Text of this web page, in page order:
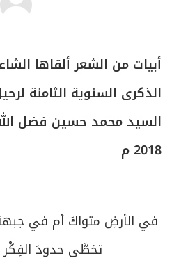
أبيات من الشعر ألقاها
الذكرى السنوية الثامنة
2018 م
في الأرضِ مثواكَ أم في
تخطَّى حدودَ الفِكْر